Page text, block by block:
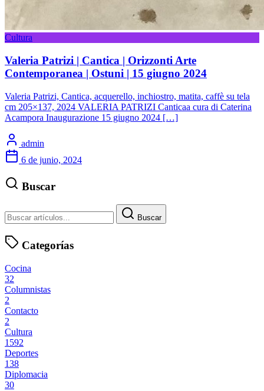
Cultura
Valeria Patrizi | Cantica | Orizzonti Arte
Contemporanea | Ostuni | 15 giugno 2024
Valeria Patrizi, Cantica, acquerello, inchiostro, matita, caffè su tela
cm 205×137, 2024 VALERIA PATRIZI Canticaa cura di Caterina
Acampora Inaugurazione 15 giugno 2024 […]
admin
6 de junio, 2024
Buscar
Buscar
Categorías
Cocina
32
Columnistas
2
Contacto
2
Cultura
1592
Deportes
138
Diplomacia
30